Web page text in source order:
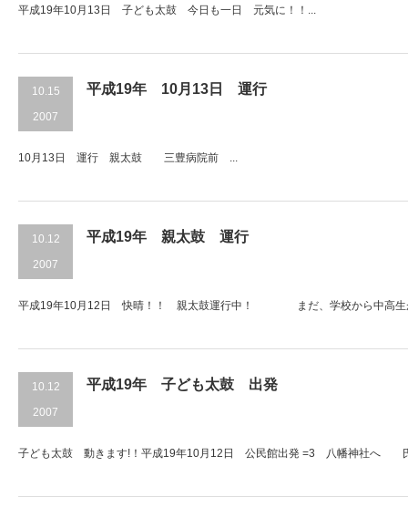
平成19年10月13日 子ども太鼓 今日も一日 元気に！！...
10.15
2007
平成19年 10月13日 運行
10月13日 運行 親太鼓 三豊病院前 ...
10.12
2007
平成19年 親太鼓 運行
平成19年10月12日 快晴！！ 親太鼓運行中！ まだ、学校から中高生
10.12
2007
平成19年 子ども太鼓 出発
子ども太鼓 動きます!！平成19年10月12日 公民館出発 =3 八幡神社へ